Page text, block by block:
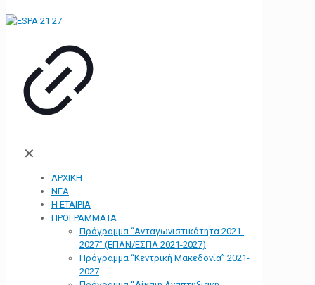
✕
ΑΡΧΙΚΗ
ΝΕΑ
Η ΕΤΑΙΡΙΑ
ΠΡΟΓΡΑΜΜΑΤΑ
Πρόγραμμα “Ανταγωνιστικότητα 2021-
2027” (ΕΠΑΝ/ΕΣΠΑ 2021-2027)
Πρόγραμμα “Κεντρική Μακεδονία” 2021-
2027